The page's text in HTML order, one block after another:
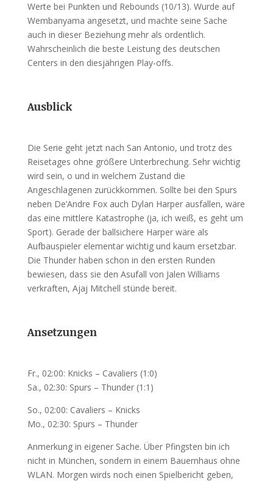
Werte bei Punkten und Rebounds (10/13). Wurde auf
Wembanyama angesetzt, und machte seine Sache
auch in dieser Beziehung mehr als ordentlich.
Wahrscheinlich die beste Leistung des deutschen
Centers in den diesjährigen Play-offs.
Ausblick
Die Serie geht jetzt nach San Antonio, und trotz des
Reisetages ohne größere Unterbrechung. Sehr wichtig
wird sein, o und in welchem Zustand die
Angeschlagenen zurückkommen. Sollte bei den Spurs
neben De’Andre Fox auch Dylan Harper ausfallen, wäre
das eine mittlere Katastrophe (ja, ich weiß, es geht um
Sport). Gerade der ballsichere Harper wäre als
Aufbauspieler elementar wichtig und kaum ersetzbar.
Die Thunder haben schon in den ersten Runden
bewiesen, dass sie den Asufall von Jalen Williams
verkraften, Ajaj Mitchell stünde bereit.
Ansetzungen
Fr., 02:00: Knicks – Cavaliers (1:0)
Sa., 02:30: Spurs – Thunder (1:1)
So., 02:00: Cavaliers – Knicks
Mo., 02:30: Spurs – Thunder
Anmerkung in eigener Sache. Über Pfingsten bin ich
nicht in München, sondern in einem Bauernhaus ohne
WLAN. Morgen wirds noch einen Spielbericht geben,